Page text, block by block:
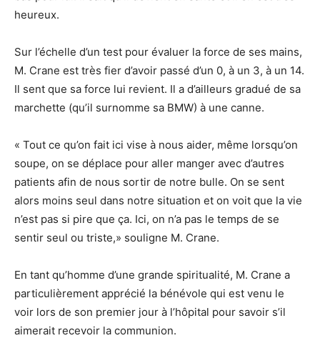
heureux.
Sur l’échelle d’un test pour évaluer la force de ses mains,
M. Crane est très fier d’avoir passé d’un 0, à un 3, à un 14.
Il sent que sa force lui revient. Il a d’ailleurs gradué de sa
marchette (qu’il surnomme sa BMW) à une canne.
« Tout ce qu’on fait ici vise à nous aider, même lorsqu’on
soupe, on se déplace pour aller manger avec d’autres
patients afin de nous sortir de notre bulle. On se sent
alors moins seul dans notre situation et on voit que la vie
n’est pas si pire que ça. Ici, on n’a pas le temps de se
sentir seul ou triste,» souligne M. Crane.
En tant qu’homme d’une grande spiritualité, M. Crane a
particulièrement apprécié la bénévole qui est venu le
voir lors de son premier jour à l’hôpital pour savoir s’il
aimerait recevoir la communion.